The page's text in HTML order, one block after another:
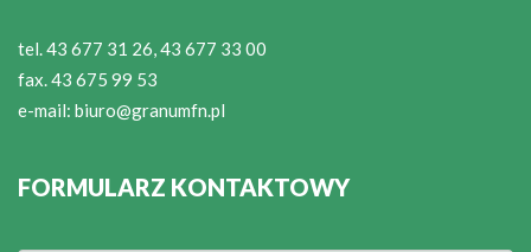
tel. 43 677 31 26, 43 677 33 00
fax. 43 675 99 53
e-mail: biuro@granumfn.pl
FORMULARZ KONTAKTOWY